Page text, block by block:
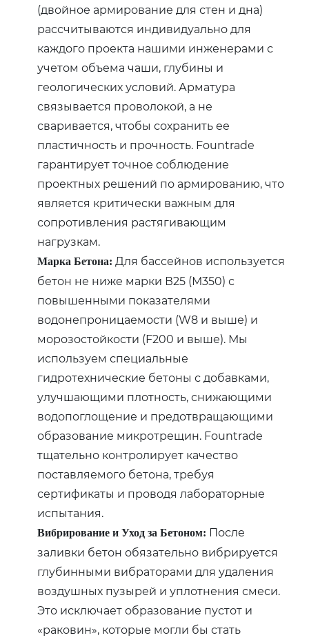
(двойное армирование для стен и дна)
рассчитываются индивидуально для
каждого проекта нашими инженерами с
учетом объема чаши‚ глубины и
геологических условий. Арматура
связывается проволокой‚ а не
сваривается‚ чтобы сохранить ее
пластичность и прочность. Fountrade
гарантирует точное соблюдение
проектных решений по армированию‚ что
является критически важным для
сопротивления растягивающим
нагрузкам.
Марка Бетона: Для бассейнов используется
бетон не ниже марки В25 (М350) с
повышенными показателями
водонепроницаемости (W8 и выше) и
морозостойкости (F200 и выше). Мы
используем специальные
гидротехнические бетоны с добавками‚
улучшающими плотность‚ снижающими
водопоглощение и предотвращающими
образование микротрещин. Fountrade
тщательно контролирует качество
поставляемого бетона‚ требуя
сертификаты и проводя лабораторные
испытания.
Вибрирование и Уход за Бетоном: После
заливки бетон обязательно вибрируется
глубинными вибраторами для удаления
воздушных пузырей и уплотнения смеси.
Это исключает образование пустот и
«раковин»‚ которые могли бы стать